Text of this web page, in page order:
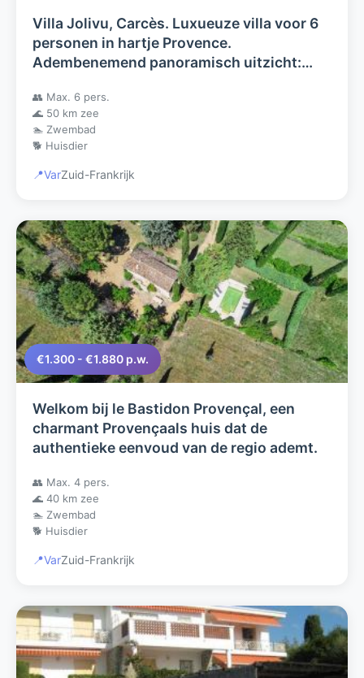
Villa Jolivu, Carcès. Luxueuze villa voor 6
personen in hartje Provence.
Adembenemend panoramisch uitzicht:
👥 Max. 6 pers.
🌊 50 km zee
🏊 Zwembad
🐕 Huisdier
📍VarZuid-Frankrijk
€1.300 - €1.880 p.w.
Welkom bij le Bastidon Provençal, een
charmant Provençaals huis dat de
authentieke eenvoud van de regio ademt.
👥 Max. 4 pers.
🌊 40 km zee
🏊 Zwembad
🐕 Huisdier
📍VarZuid-Frankrijk